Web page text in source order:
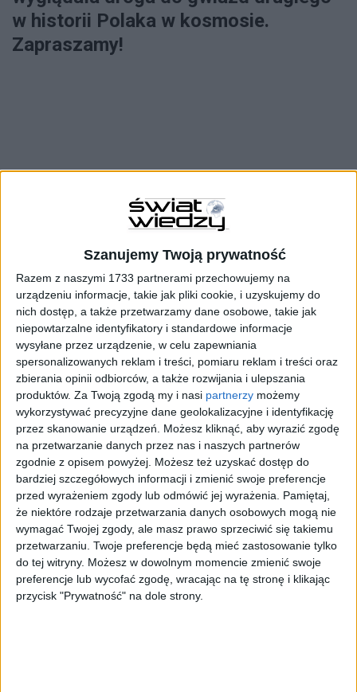
Szanujemy Twoją prywatność
Razem z naszymi 1733 partnerami przechowujemy na
urządzeniu informacje, takie jak pliki cookie, i uzyskujemy do
nich dostęp, a także przetwarzamy dane osobowe, takie jak
niepowtarzalne identyfikatory i standardowe informacje
wysyłane przez urządzenie, w celu zapewniania
spersonalizowanych reklam i treści, pomiaru reklam i treści oraz
zbierania opinii odbiorców, a także rozwijania i ulepszania
produktów. Za Twoją zgodą my i nasi partnerzy możemy
wykorzystywać precyzyjne dane geolokalizacyjne i identyfikację
przez skanowanie urządzeń. Możesz kliknąć, aby wyrazić zgodę
na przetwarzanie danych przez nas i naszych partnerów
zgodnie z opisem powyżej. Możesz też uzyskać dostęp do
bardziej szczegółowych informacji i zmienić swoje preferencje
przed wyrażeniem zgody lub odmówić jej wyrażenia.
Pamiętaj,
że niektóre rodzaje przetwarzania danych osobowych mogą nie
wymagać Twojej zgody, ale masz prawo sprzeciwić się takiemu
przetwarzaniu. Twoje preferencje będą mieć zastosowanie tylko
do tej witryny. Możesz w dowolnym momencie zmienić swoje
preferencje lub wycofać zgodę, wracając na tę stronę i klikając
przycisk "Prywatność" na dole strony.
w historii Polaka w kosmosie.
Zapraszamy!
Jak zbudować dinozaura?
Paleontologiczne puzzle to nie zabaw(k)a
W 60 sekund do wiedzy: Dinozaury
Buntownicy nauki. Szaleńcy czy wizjonerzy?
Zwariowane teorie, które mogą zrewolucjonizować
świat
Strażnicy galaktyki